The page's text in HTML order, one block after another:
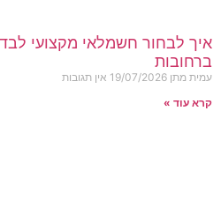
איך לבחור חשמלאי מקצועי
ברחובות
עמית מתן 19/07/2026 אין תגובות
קרא עוד »